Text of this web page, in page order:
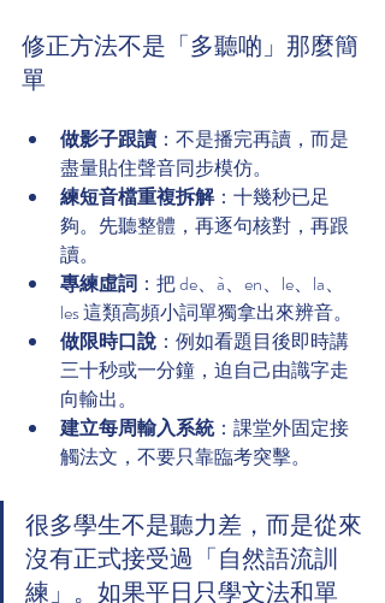
修正方法不是「多聽啲」那麼簡
單
做影子跟讀 ：不是播完再讀，而是
盡量貼住聲音同步模仿。
練短音檔重複拆解：十幾秒已足
夠。先聽整體，再逐句核對，再跟
讀。
專練虛詞 ：把 de、à、en、le、la、
les 這類高頻小詞單獨拿出來辨音。
做限時口說 ：例如看題目後即時講
三十秒或一分鐘，迫自己由識字走
向輸出。
建立每周輸入系統：課堂外固定接
觸法文，不要只靠臨考突擊。
很多學生不是聽力差，而是從來
沒有正式接受過「自然語流訓
練」。如果平日只學文法和單